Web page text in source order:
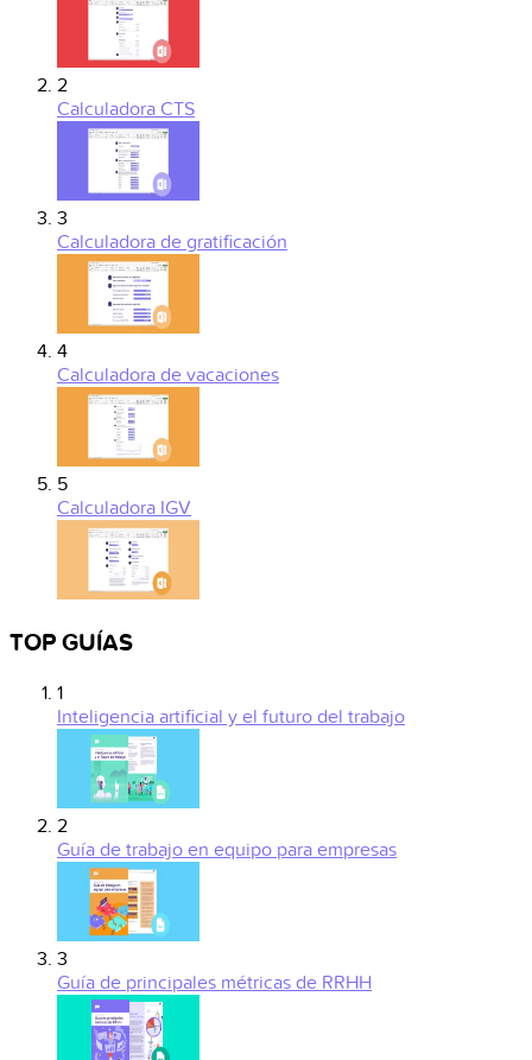
2
Calculadora CTS
3
Calculadora de gratificación
4
Calculadora de vacaciones
5
Calculadora IGV
TOP GUÍAS
1
Inteligencia artificial y el futuro del trabajo
2
Guía de trabajo en equipo para empresas
3
Guía de principales métricas de RRHH